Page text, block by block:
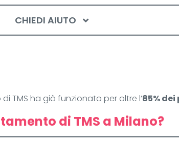
CHIEDI AIUTO
TMS ha già funzionato per oltre l’85%
di TMS a Milano?